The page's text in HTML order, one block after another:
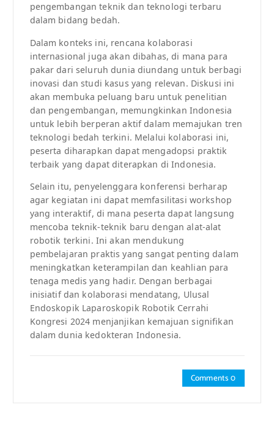
pengembangan teknik dan teknologi terbaru
dalam bidang bedah.
Dalam konteks ini, rencana kolaborasi
internasional juga akan dibahas, di mana para
pakar dari seluruh dunia diundang untuk berbagi
inovasi dan studi kasus yang relevan. Diskusi ini
akan membuka peluang baru untuk penelitian
dan pengembangan, memungkinkan Indonesia
untuk lebih berperan aktif dalam memajukan tren
teknologi bedah terkini. Melalui kolaborasi ini,
peserta diharapkan dapat mengadopsi praktik
terbaik yang dapat diterapkan di Indonesia.
Selain itu, penyelenggara konferensi berharap
agar kegiatan ini dapat memfasilitasi workshop
yang interaktif, di mana peserta dapat langsung
mencoba teknik-teknik baru dengan alat-alat
robotik terkini. Ini akan mendukung
pembelajaran praktis yang sangat penting dalam
meningkatkan keterampilan dan keahlian para
tenaga medis yang hadir. Dengan berbagai
inisiatif dan kolaborasi mendatang, Ulusal
Endoskopik Laparoskopik Robotik Cerrahi
Kongresi 2024 menjanjikan kemajuan signifikan
dalam dunia kedokteran Indonesia.
Comments 0